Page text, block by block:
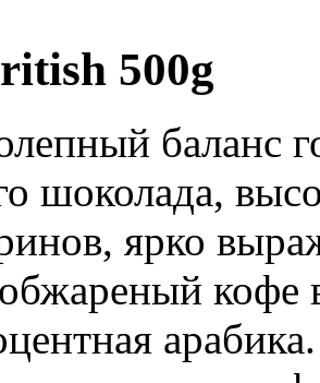
500g
баланс
шоколада,
ярко
кофе
арабика.